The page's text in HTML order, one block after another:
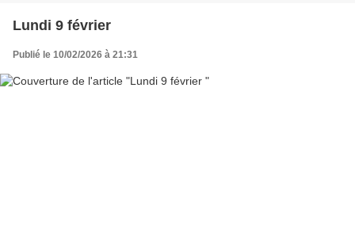
Lundi 9 février
Publié le 10/02/2026 à 21:31